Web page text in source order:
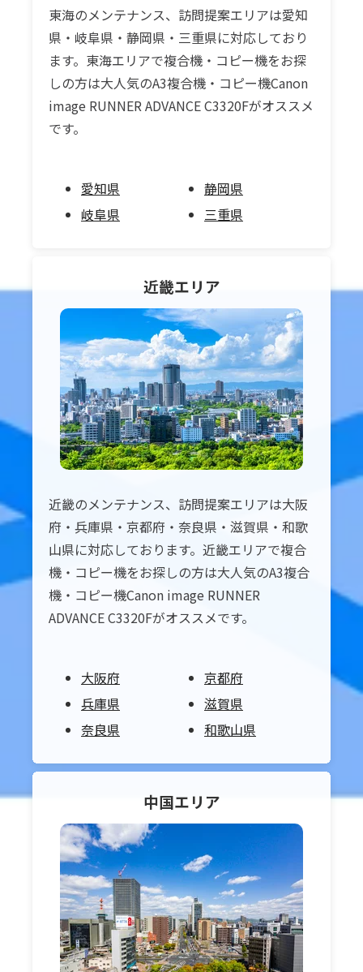
東海のメンテナンス、訪問提案エリアは愛知
県・岐阜県・静岡県・三重県に対応しており
ます。東海エリアで複合機・コピー機をお探
しの方は大人気のA3複合機・コピー機Canon
image RUNNER ADVANCE C3320Fがオススメ
です。
愛知県
岐阜県
静岡県
三重県
近畿エリア
近畿のメンテナンス、訪問提案エリアは大阪
府・兵庫県・京都府・奈良県・滋賀県・和歌
山県に対応しております。近畿エリアで複合
機・コピー機をお探しの方は大人気のA3複合
機・コピー機Canon image RUNNER
ADVANCE C3320Fがオススメです。
大阪府
兵庫県
奈良県
京都府
滋賀県
和歌山県
中国エリア